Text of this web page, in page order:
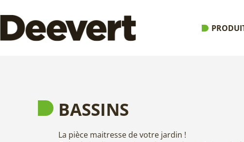
BASSINS
La pièce maitresse de votre jardin !